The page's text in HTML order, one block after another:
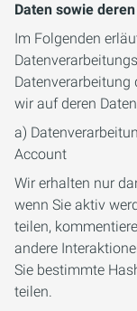
Daten sowie
Im Folgenden
Datenverarbeitung
wir auf deren
a)
Account
Wir erhalten nur
wenn Sie aktiv
teilen,
andere
Sie bestimmte
teilen.